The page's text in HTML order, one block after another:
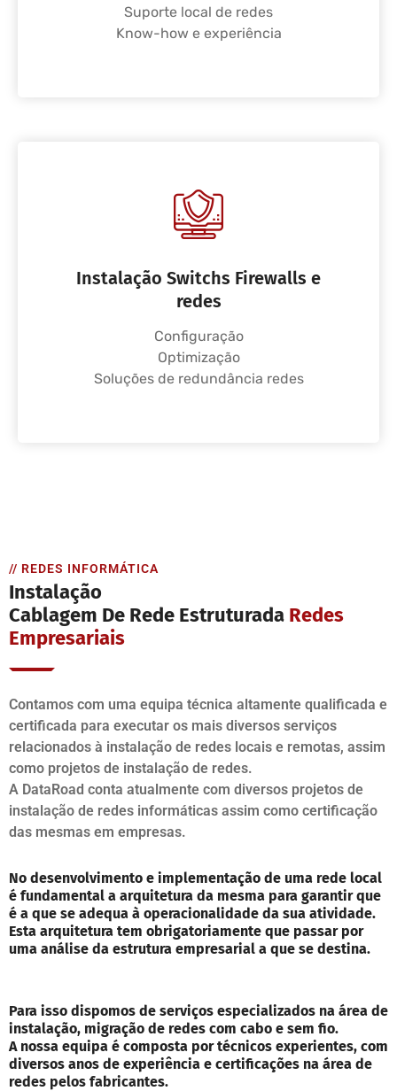
Suporte local de redes
Know-how e experiência
Instalação Switchs Firewalls e
redes
Configuração
Optimização
Soluções de redundância redes
// REDES INFORMÁTICA
Instalação
Cablagem De Rede Estruturada Redes
Empresariais
Contamos com uma equipa técnica altamente qualificada e
certificada para executar os mais diversos serviços
relacionados à instalação de redes locais e remotas, assim
como projetos de instalação de redes.
A DataRoad conta atualmente com diversos projetos de
instalação de redes informáticas assim como certificação
das mesmas em empresas.
No desenvolvimento e implementação de uma rede local
é fundamental a arquitetura da mesma para garantir que
é a que se adequa à operacionalidade da sua atividade.
Esta arquitetura tem obrigatoriamente que passar por
uma análise da estrutura empresarial a que se destina.
Para isso dispomos de serviços especializados na área de
instalação, migração de redes com cabo e sem fio.
A nossa equipa é composta por técnicos experientes, com
diversos anos de experiência e certificações na área de
redes pelos fabricantes.